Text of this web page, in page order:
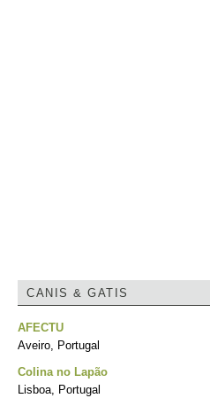
CANIS & GATIS
AFECTU
Aveiro, Portugal
Colina no Lapão
Lisboa, Portugal